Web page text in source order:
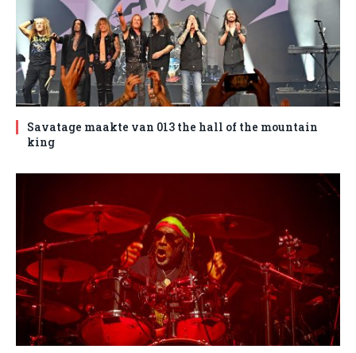
Savatage maakte van 013 the hall of the mountain
king